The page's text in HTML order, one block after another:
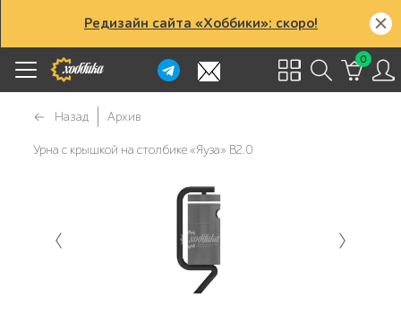
Редизайн сайта «Хоббики»: скоро!
0
Назад Архив
Урна с крышкой на столбике «Яуза» В2.0